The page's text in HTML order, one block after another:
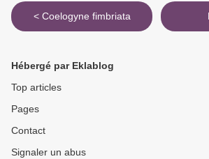
< Coelogyne fimbriata
Hébergé par Eklablog
Top articles
Pages
Contact
Signaler un abus